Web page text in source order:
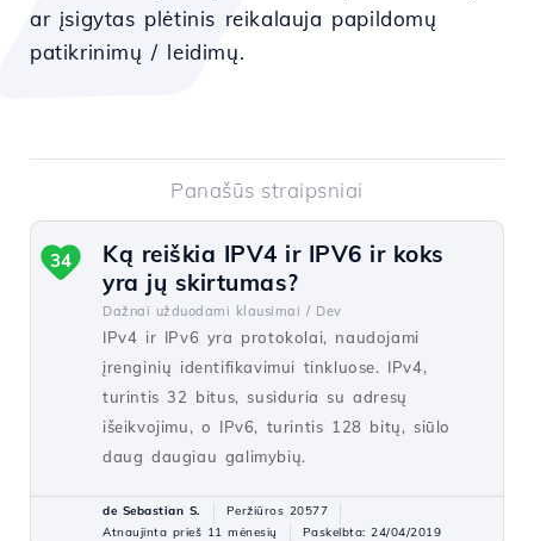
ar įsigytas plėtinis reikalauja papildomų
patikrinimų / leidimų.
Panašūs straipsniai
Ką reiškia IPV4 ir IPV6 ir koks
yra jų skirtumas?
Dažnai užduodami klausimai / Dev
IPv4 ir IPv6 yra protokolai, naudojami
įrenginių identifikavimui tinkluose. IPv4,
turintis 32 bitus, susiduria su adresų
išeikvojimu, o IPv6, turintis 128 bitų, siūlo
daug daugiau galimybių.
34
de Sebastian S.
Peržiūros 20577
Atnaujinta prieš 11 mėnesių
Paskelbta: 24/04/2019